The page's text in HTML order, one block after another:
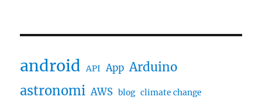
android API App Arduino
astronomi AWS blog climate change